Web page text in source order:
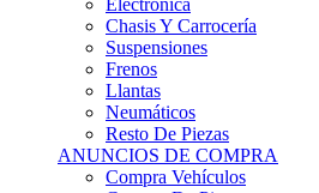
Electrónica
Chasis Y Carrocería
Suspensiones
Frenos
Llantas
Neumáticos
Resto De Piezas
ANUNCIOS DE COMPRA
Compra Vehículos